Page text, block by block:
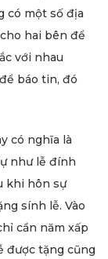
có một số địa
hai bên để
với nhau
báo tin, đó
có nghĩa là
như lễ đính
khi hôn sự
sính lễ. Vào
cần năm xấp
được tặng cũng